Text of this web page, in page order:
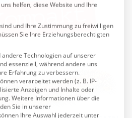
und Ihre Zustimmung zu freiwilligen
Sie Ihre Erziehungsberechtigten
Technologien auf unserer
essenziell, während andere uns
Erfahrung zu verbessern.
verarbeitet werden (z. B. IP-
Anzeigen und Inhalte oder
Weitere Informationen über die
Sie in unserer
Ihre Auswahl jederzeit unter
anpassen.